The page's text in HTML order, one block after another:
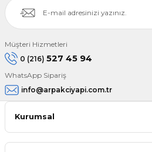
Müşteri Hizmetleri
0 (216) 527 45 94
WhatsApp Sipariş
info@arpakciyapi.com.tr
Kurumsal